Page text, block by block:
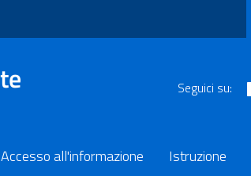
Seguici su:
Accesso all'informazione Istruzione